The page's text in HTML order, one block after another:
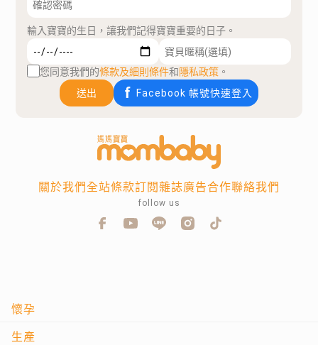
輸入寶寶的生日，讓我們記得寶寶重要的日子。
您同意我們的條款及細則條件和隱私政策 。
送出
Facebook 帳號快速登入
懷孕
生產
關於我們全站條款訂閱雜誌廣告合作聯絡我們
follow us